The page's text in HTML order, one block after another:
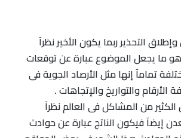
التحذير ربما يكون الأخير نظرآ
ما يجعل الموضوع عبارة عن توقعات
تمامآ إنها مثل الأرصاد الجوية فى
والتواريخ والإتجاهات .
من المشاكل فى العالم نظرآ
إيضآ فيكون الناتج عبارة عن حوادث